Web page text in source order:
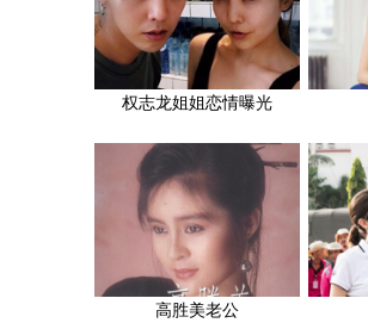
权志龙姐姐恋情曝光
高胜美老公